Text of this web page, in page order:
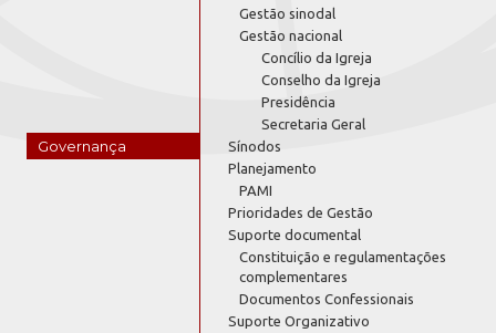
Governança
Gestão sinodal
Gestão nacional
Concílio da Igreja
Conselho da Igreja
Presidência
Secretaria Geral
Sínodos
Planejamento
PAMI
Prioridades de Gestão
Suporte documental
Constituição e regulamentações
complementares
Documentos Confessionais
Suporte Organizativo